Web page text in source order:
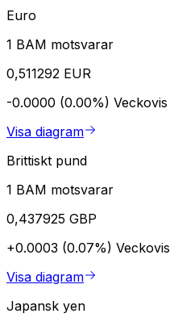
Euro
1 BAM motsvarar
0,511292 EUR
-0.0000 (0.00%) Veckovis
Visa diagram
Brittiskt pund
1 BAM motsvarar
0,437925 GBP
+0.0003 (0.07%) Veckovis
Visa diagram
Japansk yen